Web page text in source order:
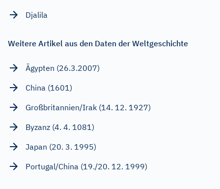
Djalila
Weitere Artikel aus den Daten der Weltgeschichte
Ägypten (26.3.2007)
China (1601)
Großbritannien/Irak (14. 12. 1927)
Byzanz (4. 4. 1081)
Japan (20. 3. 1995)
Portugal/China (19./20. 12. 1999)